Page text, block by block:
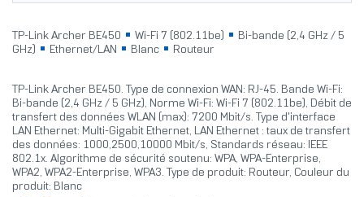
TP-Link Archer BE450 Wi-Fi 7 (802.11be)
Bi-bande (2,4 GHz / 5
GHz)
Ethernet/LAN Blanc Routeur
TP-Link Archer BE450. Type de connexion WAN: RJ-45. Bande Wi-Fi:
Bi-bande (2,4 GHz / 5 GHz), Norme Wi-Fi: Wi-Fi 7 (802.11be), Débit de
transfert des données WLAN (max): 7200 Mbit/s. Type d'interface
LAN Ethernet: Multi-Gigabit Ethernet, LAN Ethernet : taux de transfert
des données: 1000,2500,10000 Mbit/s, Standards réseau: IEEE
802.1x. Algorithme de sécurité soutenu: WPA, WPA-Enterprise,
WPA2, WPA2-Enterprise, WPA3. Type de produit: Routeur, Couleur du
produit: Blanc